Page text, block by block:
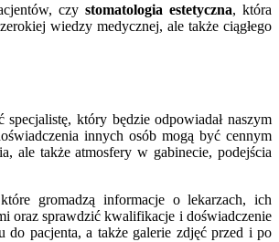
czy stomatologia estetyczna, która
wiedzy medycznej, ale także ciągłego
który będzie odpowiadał naszym
innych osób mogą być cennym
ale także atmosfery w gabinecie, podejścia
gromadzą informacje o lekarzach, ich
oraz sprawdzić kwalifikacje i doświadczenie
do pacjenta, a także galerie zdjęć przed i po